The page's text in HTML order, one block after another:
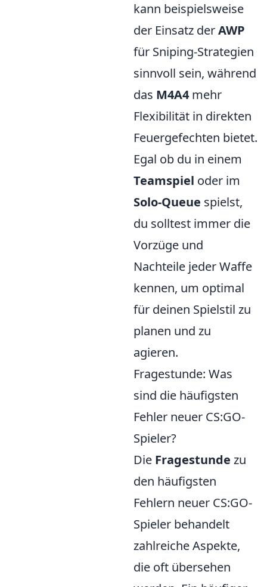
kann beispielsweise
der Einsatz derAWP
für Sniping-Strategien
sinnvoll sein, während
das M4A4 mehr
Flexibilität in direkten
Feuergefechten bietet.
Egal ob du in einem
Teamspiel oder im
Solo-Queue spielst,
du solltest immer die
Vorzüge und
Nachteile jeder Waffe
kennen, um optimal
für deinen Spielstil zu
planen und zu
agieren.
Fragestunde: Was
sind die häufigsten
Fehler neuer CS:GO-
Spieler?
Die Fragestunde zu
den häufigsten
Fehlern neuer CS:GO-
Spieler behandelt
zahlreiche Aspekte,
die oft übersehen